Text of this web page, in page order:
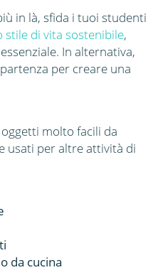
in là, sfida i tuoi studenti
stile di vita sostenibile,
In alternativa,
per creare una
molto facili da
usati per altre attività di
da cucina